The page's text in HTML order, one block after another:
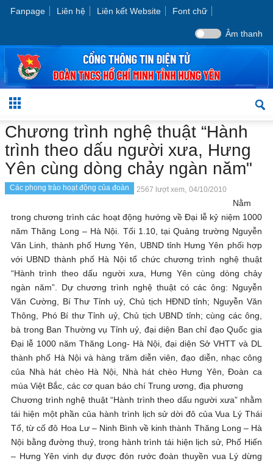
Fanpage Liên hệ Liên kết Website Font chữ
Âm thanh
Chương trình nghệ thuật “Hành
trình theo dấu người xưa, Hưng
Yên cùng dòng chảy ngàn năm"
Các phong trào hoạt động của đoàn 2567 lượt xem, 04/10/2010
Nằm
trong chương trình các hoạt động hướng về Đại lễ kỷ niệm 1000
năm Thăng Long – Hà Nội. Tối 1.10, tại Quảng trường Nguyễn
Văn Linh, thành phố Hưng Yên, UBND tỉnh Hưng Yên phối hợp
với UBND thành phố Hà Nội tổ chức chương trình nghệ thuật
“Hành trình theo dấu người xưa, Hưng Yên cùng dòng chảy
ngàn năm”. Dự chương trình nghệ thuật có các ông: Nguyễn
Văn Cường, Bí Thư Tỉnh uỷ, Chủ tịch HĐND tỉnh; Nguyễn Văn
Thông, Phó Bí thư­ Tỉnh uỷ, Chủ tịch UBND tỉnh; cùng các ông,
bà trong Ban Thường vụ Tỉnh uỷ, đại diện Ban chỉ đạo Quốc gia
Đại lễ 1000 năm Thăng Long- Hà Nội, đại diện Sở VHTT và DL
thành phố Hà Nội và hàng trăm diễn viên, đạo diễn, nhạc công
của Nhà hát chèo Hà Nội, Nhà hát chèo Hưng Yên, Đoàn ca
múa Việt Bắc, các cơ quan báo chí Trung ương, địa phương
Chương trình nghệ thuật “Hành trình theo dấu người xưa” nhằm
tái hiện một phần của hành trình lịch sử dời đô của Vua Lý Thái
Tổ, từ cố đô Hoa Lư – Ninh Bình về kinh thành Thăng Long – Hà
Nội bằng đường thuỷ, trong hành trình tái hiện lịch sử, Phố Hiến
– Hưng Yên vinh dự được đón rước đoàn thuyền vua Lý dừng